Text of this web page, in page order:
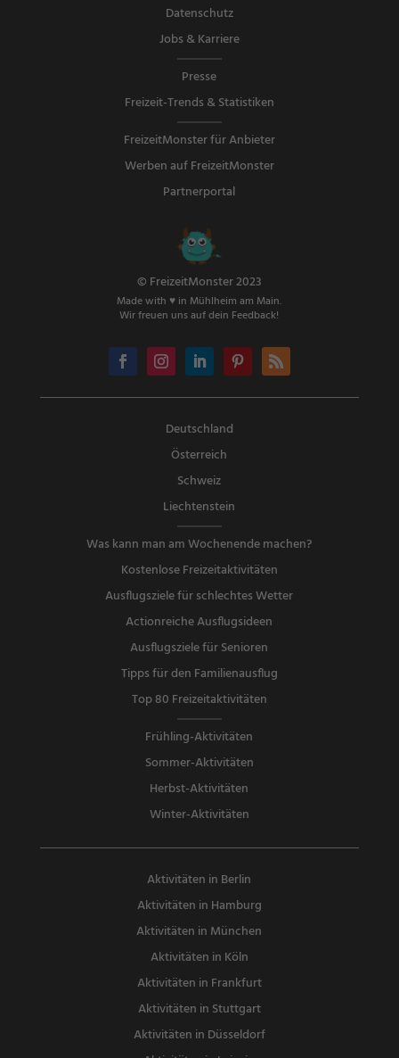
Datenschutz
Jobs & Karriere
Presse
Freizeit-Trends & Statistiken
FreizeitMonster für Anbieter
Werben auf FreizeitMonster
Partnerportal
© FreizeitMonster 2023
Made with ♥ in Mühlheim am Main.
Wir freuen uns auf dein Feedback!
Deutschland
Österreich
Schweiz
Liechtenstein
Was kann man am Wochenende machen?
Kostenlose Freizeitaktivitäten
Ausflugsziele für schlechtes Wetter
Actionreiche Ausflugsideen
Ausflugsziele für Senioren
Tipps für den Familienausflug
Top 80 Freizeitaktivitäten
Frühling-Aktivitäten
Sommer-Aktivitäten
Herbst-Aktivitäten
Winter-Aktivitäten
Aktivitäten in Berlin
Aktivitäten in Hamburg
Aktivitäten in München
Aktivitäten in Köln
Aktivitäten in Frankfurt
Aktivitäten in Stuttgart
Aktivitäten in Düsseldorf